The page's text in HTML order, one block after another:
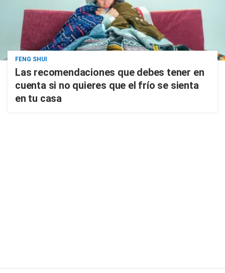
FENG SHUI
Las recomendaciones que debes tener en
cuenta si no quieres que el frío se sienta
en tu casa